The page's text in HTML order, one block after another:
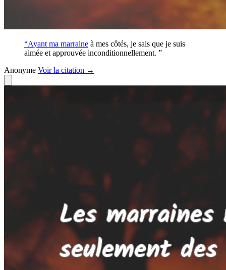
“Ayant ma marraine à mes côtés, je sais que je suis
aimée et approuvée inconditionnellement. ”
Anonyme Voirla citation →